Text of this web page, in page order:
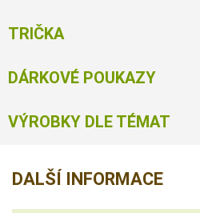
TRIČKA
DÁRKOVÉ POUKAZY
VÝROBKY DLE TÉMAT
DALŠÍ INFORMACE